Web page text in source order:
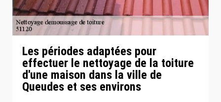
Les périodes adaptées pour
effectuer le nettoyage de la toiture
d'une maison dans la ville de
Queudes et ses environs